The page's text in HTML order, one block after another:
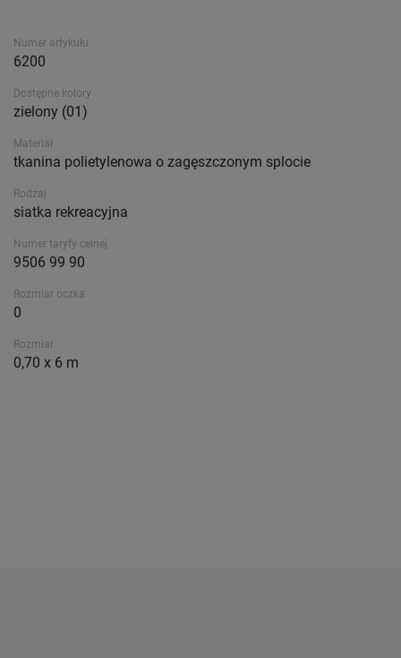
Numer artykułu
6200
Dostępne kolory
zielony (01)
Materiał
tkanina polietylenowa o zagęszczonym splocie
Rodzaj
siatka rekreacyjna
Numer taryfy celnej
9506 99 90
Rozmiar oczka
0
Rozmiar
0,70 x 6 m